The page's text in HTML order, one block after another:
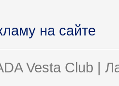
на сайте
Vesta Club |